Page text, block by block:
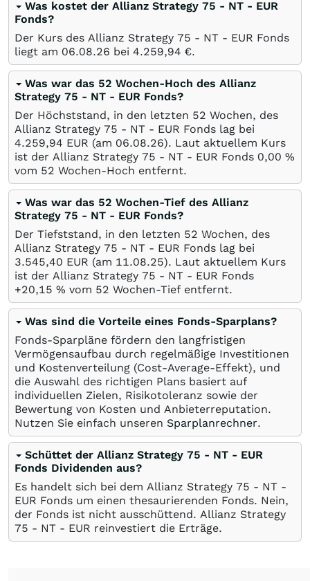
Was kostet der Allianz Strategy 75 - NT - EUR
Fonds?
Der Kurs des Allianz Strategy 75 - NT - EUR Fonds
liegt am 06.08.26 bei 4.259,94 €.
Was war das 52 Wochen-Hoch des Allianz
Strategy 75 - NT - EUR Fonds?
Der Höchststand, in den letzten 52 Wochen, des
Allianz Strategy 75 - NT - EUR Fonds lag bei
4.259,94 EUR (am 06.08.26). Laut aktuellem Kurs
ist der Allianz Strategy 75 - NT - EUR Fonds 0,00 %
vom 52 Wochen-Hoch entfernt.
Was war das 52 Wochen-Tief des Allianz
Strategy 75 - NT - EUR Fonds?
Der Tiefststand, in den letzten 52 Wochen, des
Allianz Strategy 75 - NT - EUR Fonds lag bei
3.545,40 EUR (am 11.08.25). Laut aktuellem Kurs
ist der Allianz Strategy 75 - NT - EUR Fonds
+20,15 % vom 52 Wochen-Tief entfernt.
Was sind die Vorteile eines Fonds-Sparplans?
Fonds-Sparpläne fördern den langfristigen
Vermögensaufbau durch regelmäßige Investitionen
und Kostenverteilung (Cost-Average-Effekt), und
die Auswahl des richtigen Plans basiert auf
individuellen Zielen, Risikotoleranz sowie der
Bewertung von Kosten und Anbieterreputation.
Nutzen Sie einfach unseren Sparplanrechner.
Schüttet der Allianz Strategy 75 - NT - EUR
Fonds Dividenden aus?
Es handelt sich bei dem Allianz Strategy 75 - NT -
EUR Fonds um einen thesaurierenden Fonds. Nein,
der Fonds ist nicht ausschüttend. Allianz Strategy
75 - NT - EUR reinvestiert die Erträge.